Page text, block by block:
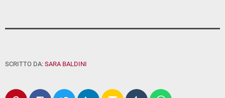
SCRITTO DA: SARA BALDINI